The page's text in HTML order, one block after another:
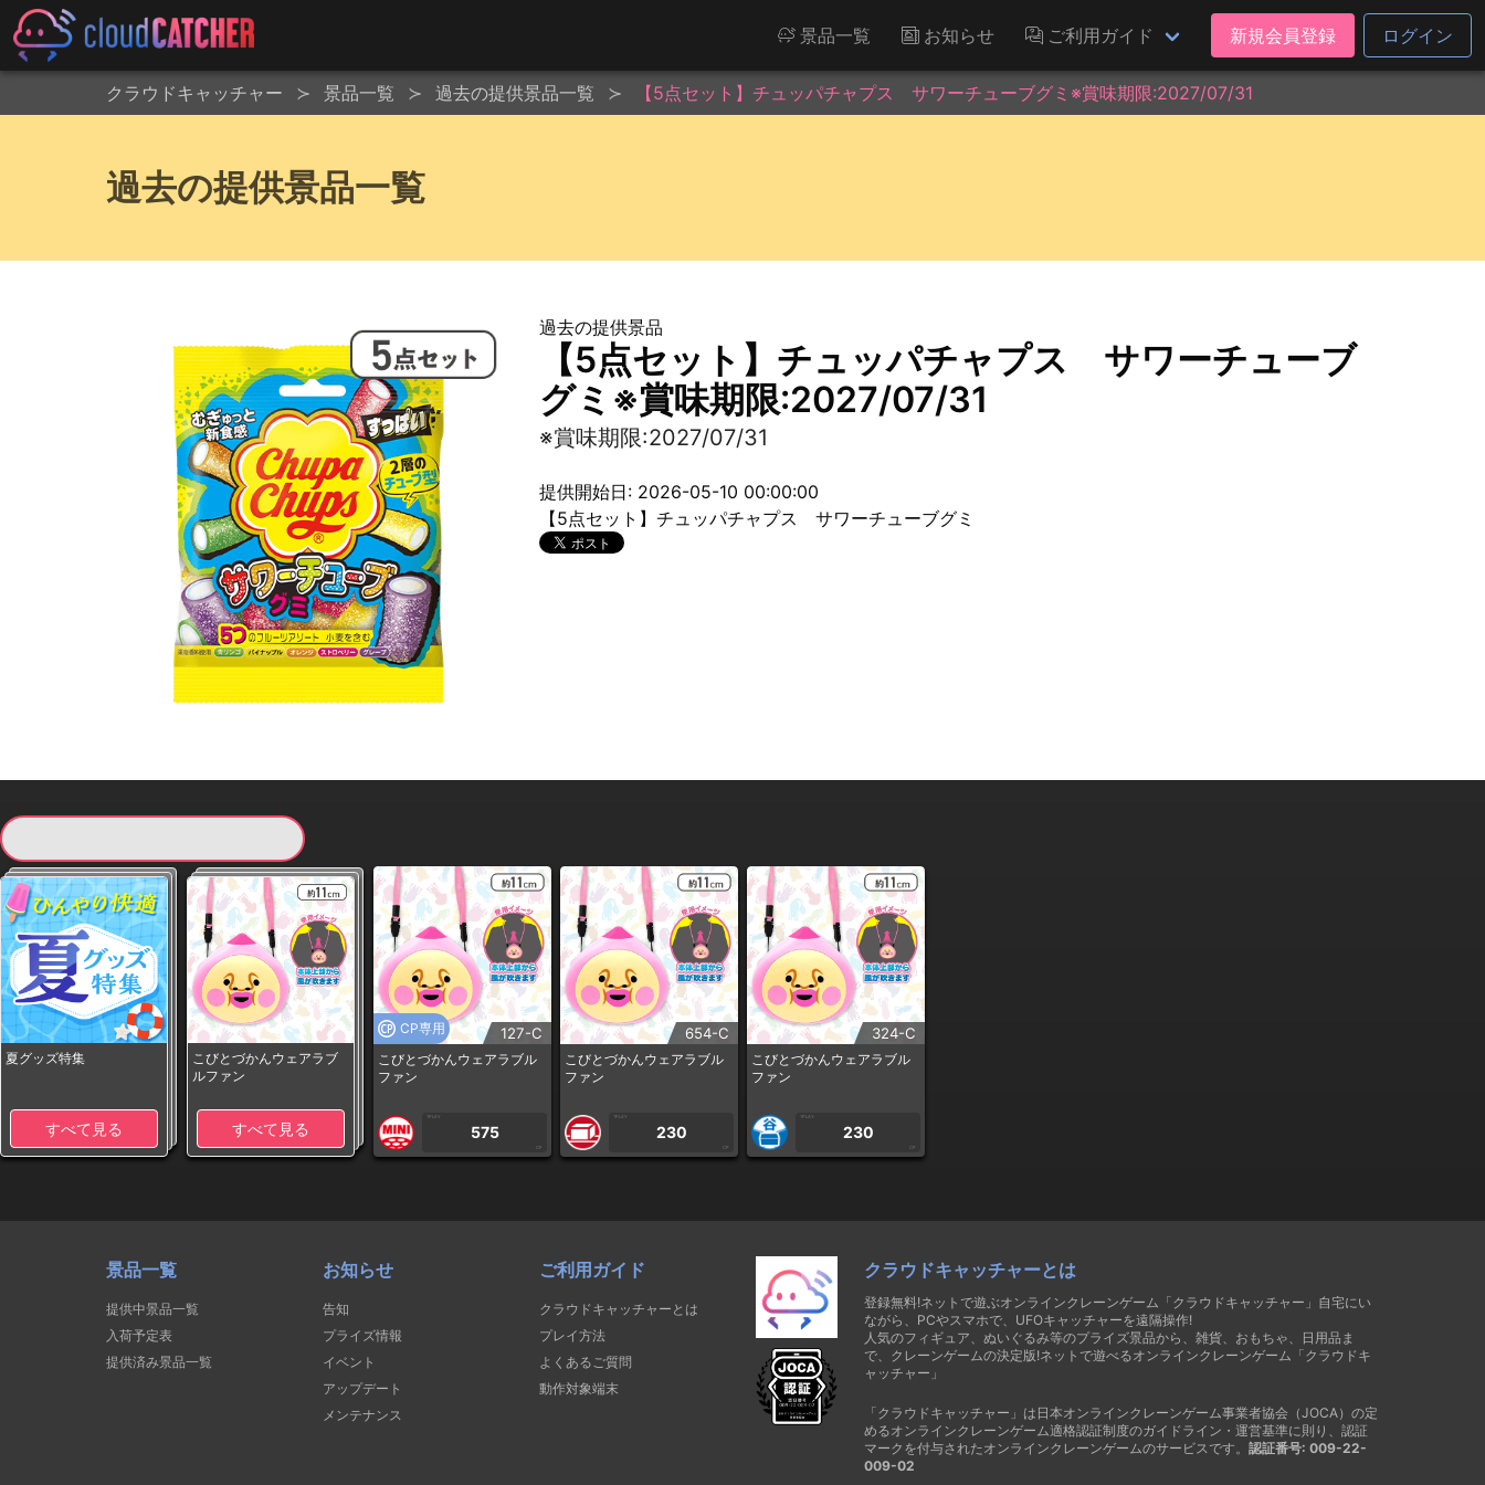
景品一覧 お知らせ ご利用ガイド 新規会員登録 ログイン
クラウドキャッチャー 景品一覧 過去の提供景品一覧 【5点セット】チュッパチャプス サワーチューブグミ※賞味期限:2027/07/31
過去の提供景品一覧
過去の提供景品
【5点セット】チュッパチャプス サワーチューブ
グミ※賞味期限:2027/07/31
※賞味期限:2027/07/31
提供開始日: 2026-05-10 00:00:00
【5点セット】チュッパチャプス サワーチューブグミ
夏グッズ特集
すべて見る
こびとづかんウェアラブ
ルファン
すべて見る
CP専用 127-C
こびとづかんウェアラブル
ファン
1PLAY
575
CP
654-C
こびとづかんウェアラブル
ファン
1PLAY
230
CP
324-C
こびとづかんウェアラブル
ファン
1PLAY
230
CP
景品一覧
提供中景品一覧
入荷予定表
提供済み景品一覧
お知らせ
告知
プライズ情報
イベント
アップデート
メンテナンス
ご利用ガイド
クラウドキャッチャーとは
プレイ方法
よくあるご質問
動作対象端末
クラウドキャッチャーとは
登録無料!ネットで遊ぶオンラインクレーンゲーム「クラウドキャッチャー」自宅にい
ながら、PCやスマホで、UFOキャッチャーを遠隔操作!
人気のフィギュア、ぬいぐるみ等のプライズ景品から、雑貨、おもちゃ、日用品ま
で、クレーンゲームの決定版!ネットで遊べるオンラインクレーンゲーム「クラウドキ
ャッチャー」
「クラウドキャッチャー」は日本オンラインクレーンゲーム事業者協会（JOCA）の定
めるオンラインクレーンゲーム適格認証制度のガイドライン・運営基準に則り、認証
マークを付与されたオンラインクレーンゲームのサービスです。 認証番号: 009-22-
009-02